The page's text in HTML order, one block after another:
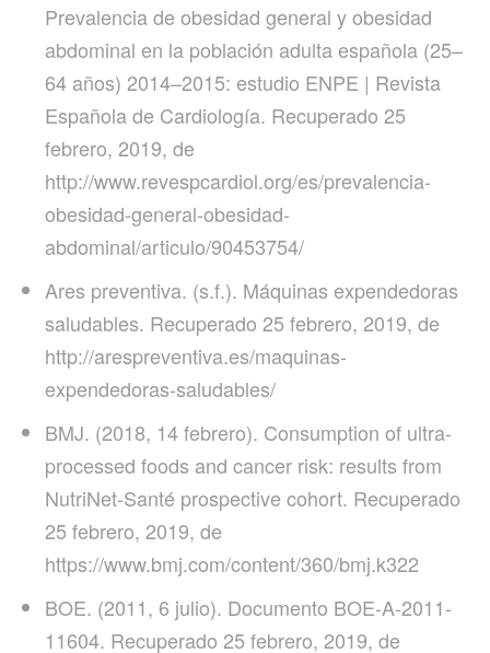
Prevalencia de obesidad general y obesidad
abdominal en la población adulta española (25–
64 años) 2014–2015: estudio ENPE | Revista
Española de Cardiología. Recuperado 25
febrero, 2019, de
http://www.revespcardiol.org/es/prevalencia-
obesidad-general-obesidad-
abdominal/articulo/90453754/
Ares preventiva. (s.f.). Máquinas expendedoras
saludables. Recuperado 25 febrero, 2019, de
http://arespreventiva.es/maquinas-
expendedoras-saludables/
BMJ. (2018, 14 febrero). Consumption of ultra-
processed foods and cancer risk: results from
NutriNet-Santé prospective cohort. Recuperado
25 febrero, 2019, de
https://www.bmj.com/content/360/bmj.k322
BOE. (2011, 6 julio). Documento BOE-A-2011-
11604. Recuperado 25 febrero, 2019, de